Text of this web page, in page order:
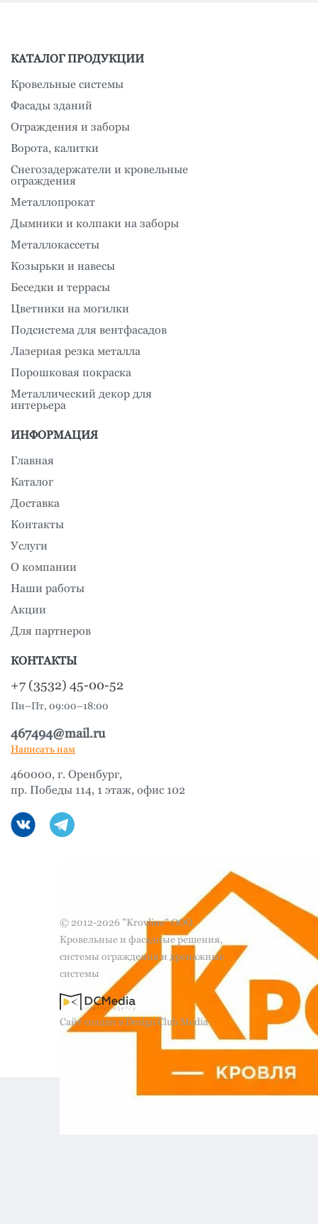
© 2012-2026 "Krovline" ООО
Кровельные и фасадные решения,
системы ограждения и дренажные
системы
Сайт создан в Design Club Media
КАТАЛОГ ПРОДУКЦИИ
Кровельные системы
Фасады зданий
Ограждения и заборы
Ворота, калитки
Снегозадержатели и кровельные
ограждения
Металлопрокат
Дымники и колпаки на заборы
Металлокассеты
Козырьки и навесы
Беседки и террасы
Цветники на могилки
Подсистема для вентфасадов
Лазерная резка металла
Порошковая покраска
Металлический декор для
интерьера
ИНФОРМАЦИЯ
Главная
Каталог
Доставка
Контакты
Услуги
О компании
Наши работы
Акции
Для партнеров
КОНТАКТЫ
+7 (3532) 45-00-52
Пн–Пт, 09:00–18:00
467494@mail.ru
Написать нам
460000, г. Оренбург,
пр. Победы 114, 1 этаж, офис 102